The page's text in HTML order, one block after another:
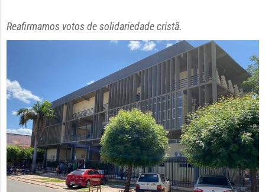
Reafirmamos votos de solidariedade cristã.